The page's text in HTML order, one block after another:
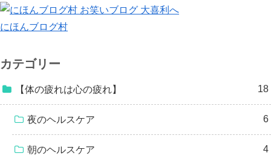
にほんブログ村
カテゴリー
【体の疲れは心の疲れ】 18
夜のヘルスケア 6
朝のヘルスケア 4